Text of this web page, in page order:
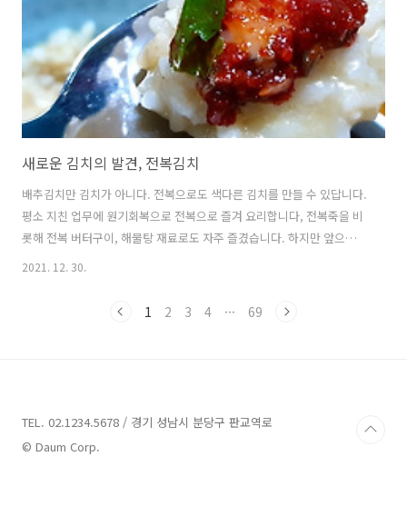
새로운 김치의 발견, 전복김치
배추김치만 김치가 아니다. 전복으로도 색다른 김치를 만들 수 있답니다.
평소 지친 업무에 원기회복으로 전복으로 즐겨 요리합니다, 전복죽을 비
롯해 전복 버터구이, 해물탕 재료로도 자주 즐겼습니다. 하지만 앞으로는
전복을 김치로 자주 활용할 듯 해요. 몇 달 전에 우연히 TV에서 남성열 세
보고 너무 맛있어서 그 이후 제 입맛에 맞는 레시피로 자주 전복김치를
2021. 12. 30.
1 2 3 4 ··· 69
TEL. 02.1234.5678 / 경기 성남시 분당구 판교역로
© Daum Corp.